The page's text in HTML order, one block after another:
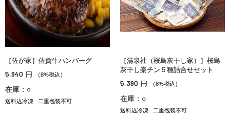
［佐が家］佐賀牛ハンバーグ
5,940 円 （8%税込）
在庫：○
送料込冷凍 二重包装不可
［清泉社（桜島灰干し家）］桜島
灰干し楽チン５種詰合せセット
5,390 円 （8%税込）
在庫：○
送料込冷凍 二重包装不可